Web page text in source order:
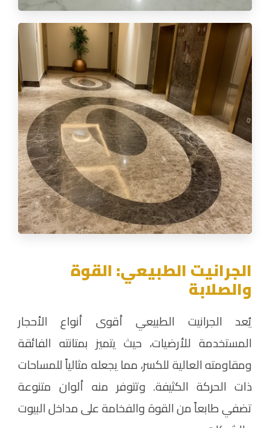
الجرانيت الطبيعي: القوة
والصلابة
يُعد الجرانيت الطبيعي أقوى أنواع الأحجار
المستخدمة للأرضيات، حيث يتميز بمتانته الفائقة
ومقاومته العالية للكسر، مما يجعله مثالياً للمساحات
ذات الحركة الكثيفة. وتتوفر منه ألوان متنوعة
تضفي طابعاً من القوة والفخامة على مداخل البيوت